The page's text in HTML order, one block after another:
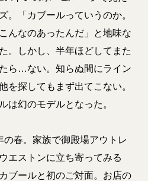
。「カブールっていうのか。
んなのあったんだ」と地味な
。しかし、半年ほどしてまた
ら…ない。知らぬ間にライン
を探してもまず出てこない。
は幻のモデルとなった。
春。家族で御殿場アウトレ
エストンに立ち寄ってみる
ブールと初のご対面。お店の